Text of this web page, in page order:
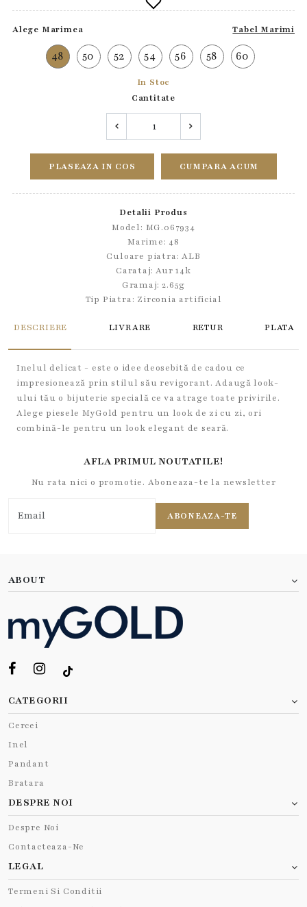
Alege Marimea Tabel Marimi
48 50 52 54 56 58 60
In Stoc
Cantitate
PLASEAZA IN COS CUMPARA ACUM
Detalii Produs
Model: MG.067934
Marime: 48
Culoare piatra: ALB
Carataj: Aur 14k
Gramaj: 2.65g
Tip Piatra: Zirconia artificial
DESCRIERE LIVRARE RETUR PLATA
Inelul delicat - este o idee deosebită de cadou ce
impresionează prin stilul său revigorant. Adaugă look-
ului tău o bijuterie specială ce va atrage toate privirile.
Alege piesele MyGold pentru un look de zi cu zi, ori
combină-le pentru un look elegant de seară.
AFLA PRIMUL NOUTATILE!
Nu rata nici o promotie. Aboneaza-te la newsletter
ABONEAZA-TE
ABOUT
CATEGORII
Cercei
Inel
Pandant
Bratara
DESPRE NOI
Despre Noi
Contacteaza-Ne
LEGAL
Termeni Si Conditii